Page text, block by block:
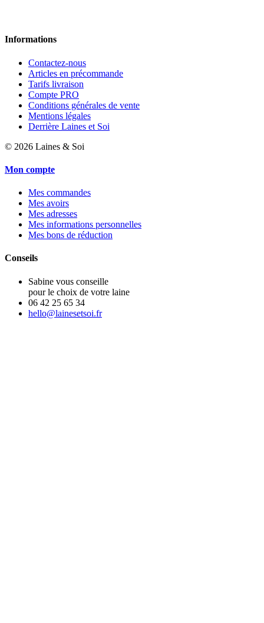
Informations
Contactez-nous
Articles en précommande
Tarifs livraison
Compte PRO
Conditions générales de vente
Mentions légales
Derrière Laines et Soi
© 2026 Laines & Soi
Mon compte
Mes commandes
Mes avoirs
Mes adresses
Mes informations personnelles
Mes bons de réduction
Conseils
Sabine vous conseille
pour le choix de votre laine
06 42 25 65 34
hello@lainesetsoi.fr